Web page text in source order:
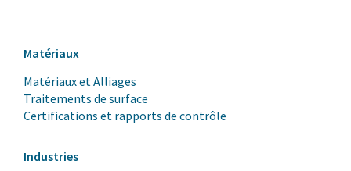
Matériaux
Matériaux et Alliages
Traitements de surface
Certifications et rapports de contrôle
Industries